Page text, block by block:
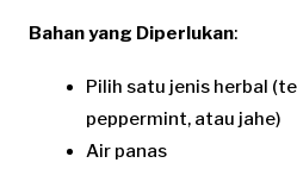
Bahan yang Diperlukan:
Pilih satu jenis herbal
peppermint, atau jahe)
Air panas